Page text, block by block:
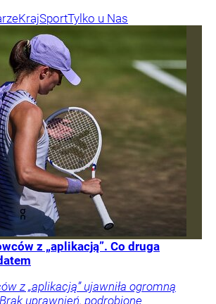
KrajSportTylko u Nas
z „aplikacją”. Co druga
z „aplikacją” ujawniła ogromną
uprawnień, podrobione